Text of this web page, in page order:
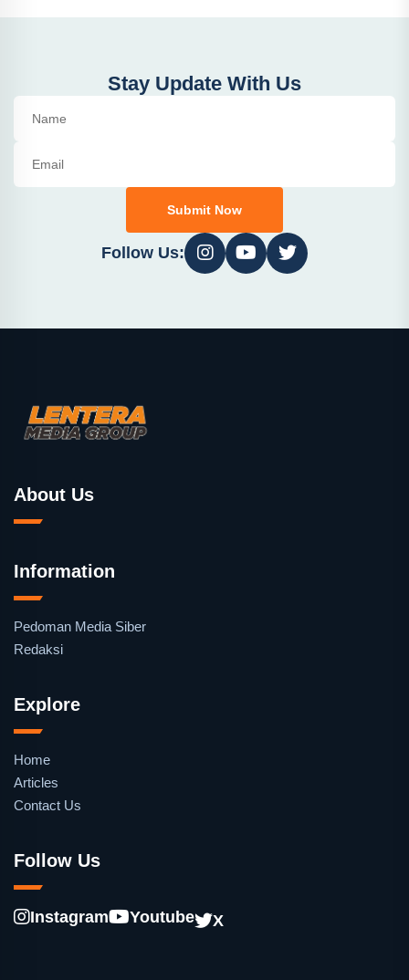
Stay Update With Us
Submit Now
Follow Us:
About Us
Information
Pedoman Media Siber
Redaksi
Explore
Home
Articles
Contact Us
Follow Us
Instagram Youtube X